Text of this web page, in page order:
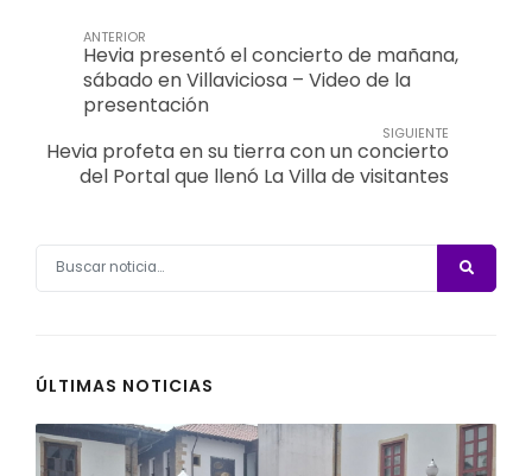
ANTERIOR
Hevia presentó el concierto de mañana,
sábado en Villaviciosa – Video de la
presentación
SIGUIENTE
Hevia profeta en su tierra con un concierto
del Portal que llenó La Villa de visitantes
ÚLTIMAS NOTICIAS